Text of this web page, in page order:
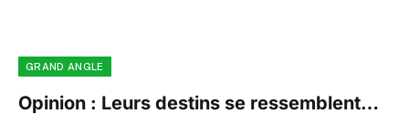
GRAND ANGLE
Opinion : Leurs destins se ressemblent…